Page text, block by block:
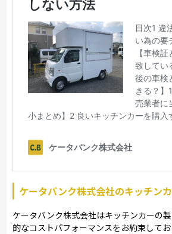
ケータバンク株式会社のキッチン
ケータバンク株式会社はキッチンカーの
的なコストパフォーマンスをお約束してお